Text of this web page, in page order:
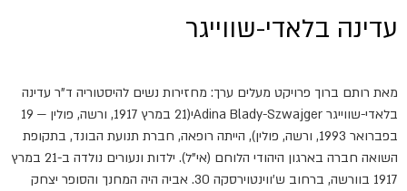
עדינה בלאדי-שווייגר
מאת רותם ברוך פרויקט מעלים ערך: מחזירות נשים להיסטוריה ד"ר עדינה
בלאדי-שווייגר Adina Blady-Szwajgerי(21 במרץ 1917, ורשה, פולין — 19
בפברואר 1993, ורשה, פולין), הייתה רופאה, חברת תנועת הבונד, בתקופת
השואה חברה בארגון היהודי הלוחם (אי"ל). ילדות ונעורים נולדה ב-21 במרץ
1917 בוורשה, ברחוב ש'ווינטוירסקה 30. אביה היה המחנך והסופר יצחק